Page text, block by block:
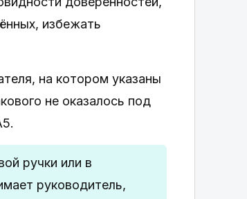
избежать
на котором указаны
не оказалось под
ручки или в
руководитель,